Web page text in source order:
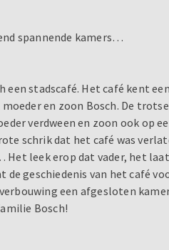
spannende kamers…
een stadscafé. Het café kent
en zoon Bosch. De
verdween en zoon ook op
schrik dat het café was
leek erop dat vader, het
geschiedenis van het café
een afgesloten
Bosch!